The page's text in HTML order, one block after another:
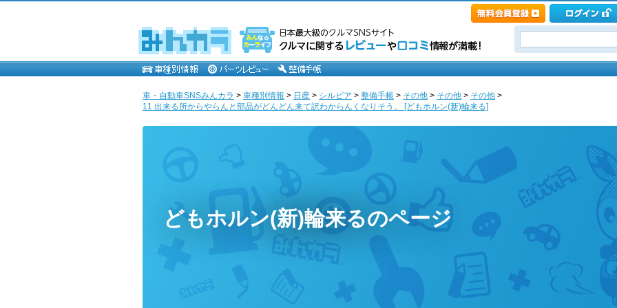
車・自動車SNSみんカラ > 車種別情報 > 日産 > シルビア > 整備手帳 > その他 > その他 > その他 >
11 出来る所からやらんと部品がどんどん来て訳わからんくなりそう。 [どもホルン(新)輪来る]
どもホルン(新)輪来るのページ